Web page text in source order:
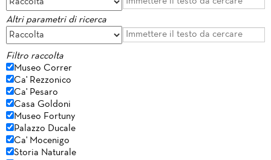
Altri parametri di ricerca
Filtro raccolta
Museo Correr
Ca' Rezzonico
Ca' Pesaro
Casa Goldoni
Museo Fortuny
Palazzo Ducale
Ca' Mocenigo
Storia Naturale